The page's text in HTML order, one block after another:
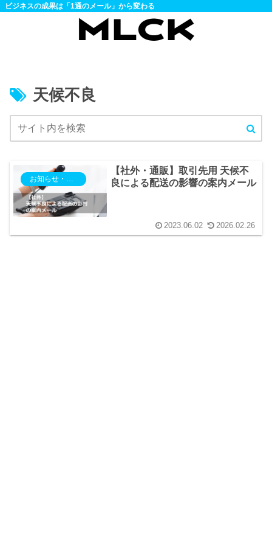
ビジネスの成果は「1通のメール」から変わる
天候不良
お知らせ・ご案内
【社外・通販】取引先用 天候不
良による配送の影響の案内メール
2023.06.02 2026.02.26